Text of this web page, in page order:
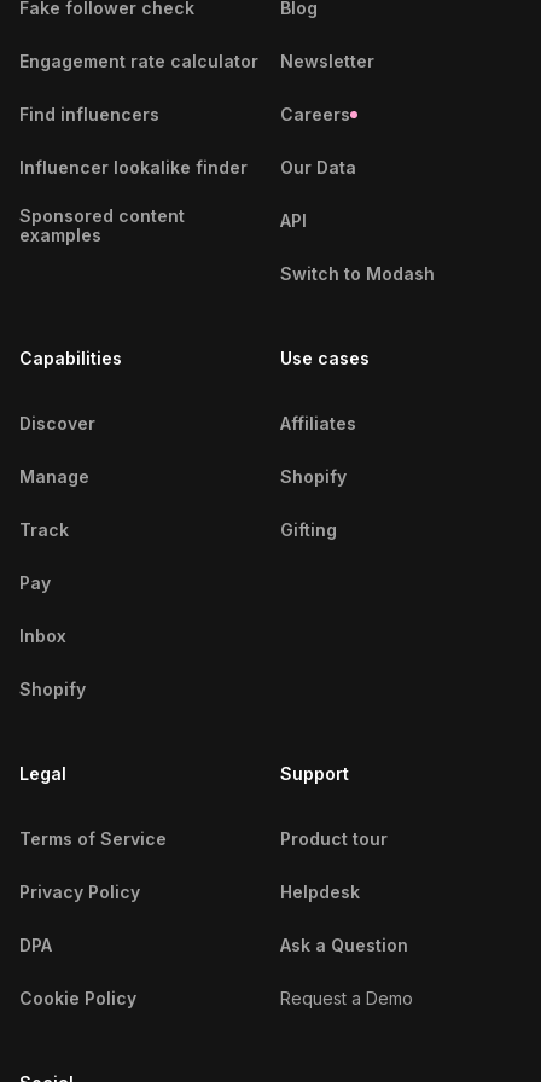
Cape Town Beauty Influencers
Casablanca Beauty Influencers
Cebu City Beauty Influencers
Chennai Beauty Influencers
Chicago Beauty Influencers
Coimbatore Beauty Influencers
Córdoba Beauty Influencers
Cuttack Beauty Influencers
Dakar Beauty Influencers
Detroit Beauty Influencers
Dhaka Beauty Influencers
Doha Beauty Influencers
Dubai Beauty Influencers
Dublin Beauty Influencers
Fake follower check
Engagement rate calculator
Find influencers
Influencer lookalike finder
Sponsored content
examples
Blog
Newsletter
Careers
Our Data
API
Switch to Modash
Capabilities
Discover
Manage
Track
Pay
Inbox
Shopify
Use cases
Affiliates
Shopify
Gifting
Legal
Terms of Service
Privacy Policy
DPA
Cookie Policy
Support
Product tour
Helpdesk
Ask a Question
Request a Demo